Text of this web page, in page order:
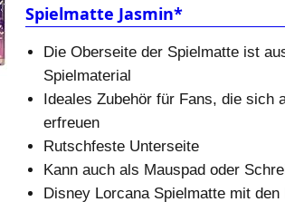
Spielmatte Jasmin*
Die Oberseite der Spielmatte ist
Spielmaterial
Ideales Zubehör für Fans, die sich
erfreuen
Rutschfeste Unterseite
Kann auch als Mauspad oder
Disney Lorcana Spielmatte mit